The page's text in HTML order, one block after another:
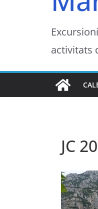
activitats
JC